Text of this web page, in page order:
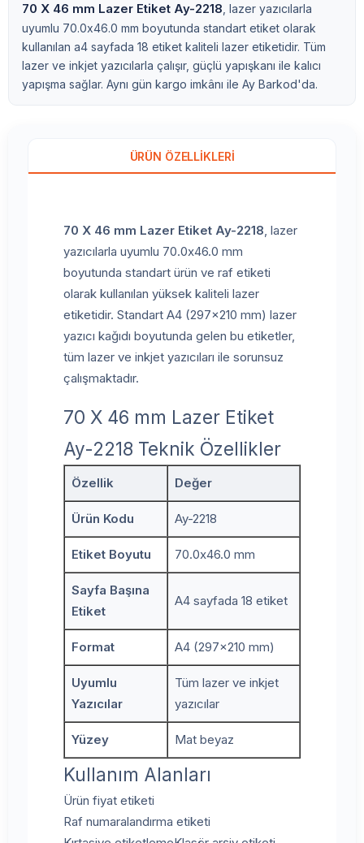
70 X 46 mm Lazer Etiket Ay-2218 , lazer yazıcılarla
uyumlu 70.0x46.0 mm boyutunda standart etiket olarak
kullanılan a4 sayfada 18 etiket kaliteli lazer etiketidir. Tüm
lazer ve inkjet yazıcılarla çalışır, güçlü yapışkanı ile kalıcı
yapışma sağlar. Aynı gün kargo imkânı ile Ay Barkod'da.
ÜRÜN ÖZELLIKLERI
70 X 46 mm Lazer Etiket Ay-2218, lazer
yazıcılarla uyumlu 70.0x46.0 mm
boyutunda standart ürün ve raf etiketi
olarak kullanılan yüksek kaliteli lazer
etiketidir. Standart A4 (297x210 mm) lazer
yazıcı kağıdı boyutunda gelen bu etiketler,
tüm lazer ve inkjet yazıcıları ile sorunsuz
çalışmaktadır.
70 X 46 mm Lazer Etiket
Ay-2218 Teknik Özellikler
Özellik Değer
Ürün Kodu Ay-2218
Etiket Boyutu 70.0x46.0 mm
Sayfa Başına
Etiket
A4 sayfada 18 etiket
Format A4 (297x210 mm)
Uyumlu
Yazıcılar
Tüm lazer ve inkjet
yazıcılar
Yüzey Mat beyaz
Kullanım Alanları
Ürün fiyat etiketi
Raf numaralandırma etiketi